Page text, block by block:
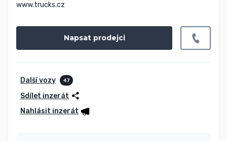
www.trucks.cz
Napsat prodejci
Další vozy 47
Sdílet inzerát
Nahlásit inzerát